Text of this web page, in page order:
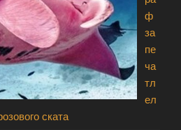
ф
за
пе
ча
тл
ел
ската